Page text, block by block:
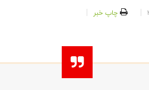
چاپ خبر